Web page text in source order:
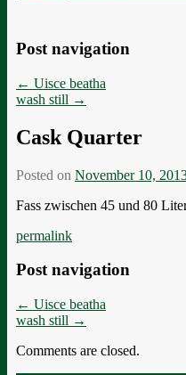
Post navigation
← Uisce beatha
wash still →
Cask Quarter
Posted on November 10,
Fass zwischen 45 und 80
permalink
Post navigation
← Uisce beatha
wash still →
Comments are closed.